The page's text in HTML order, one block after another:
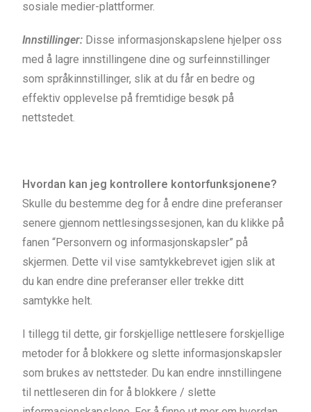
sosiale medier-plattformer.
Innstillinger: Disse informasjonskapslene hjelper oss
med å lagre innstillingene dine og surfeinnstillinger
som språkinnstillinger, slik at du får en bedre og
effektiv opplevelse på fremtidige besøk på
nettstedet.
Hvordan kan jeg kontrollere kontorfunksjonene?
Skulle du bestemme deg for å endre dine preferanser
senere gjennom nettlesingssesjonen, kan du klikke på
fanen “Personvern og informasjonskapsler” på
skjermen. Dette vil vise samtykkebrevet igjen slik at
du kan endre dine preferanser eller trekke ditt
samtykke helt.
I tillegg til dette, gir forskjellige nettlesere forskjellige
metoder for å blokkere og slette informasjonskapsler
som brukes av nettsteder. Du kan endre innstillingene
til nettleseren din for å blokkere / slette